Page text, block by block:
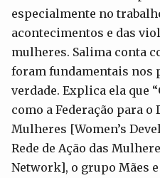
especialmente no
acontecimentos e das
mulheres. Salima conta
foram fundamentais nos
verdade. Explica ela que
como a Federação para
Mulheres [Women’s
Rede de Ação das
Network], o grupo Mães